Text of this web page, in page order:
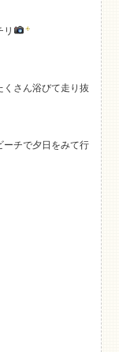
リ
さん浴びて走り抜
ーチで夕日をみて行